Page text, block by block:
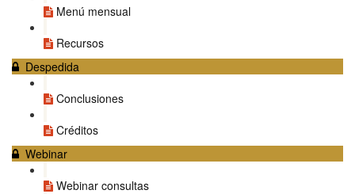
Menú mensual
Recursos
Despedida
Conclusiones
Créditos
Webinar
Webinar consultas